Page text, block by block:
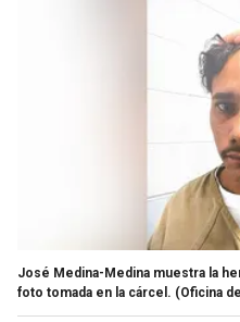
José Medina-Medina muestra la
foto tomada en la cárcel. (Oficina